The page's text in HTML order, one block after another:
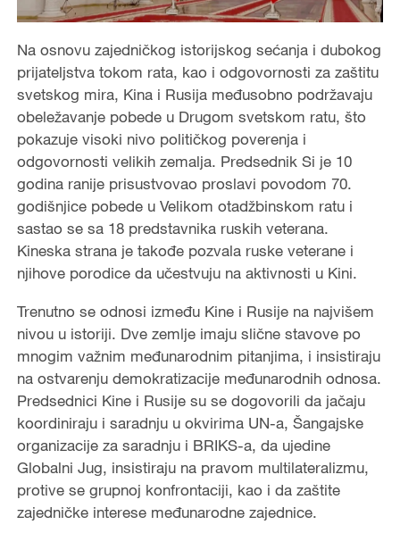
Na osnovu zajedničkog istorijskog sećanja i dubokog
prijateljstva tokom rata, kao i odgovornosti za zaštitu
svetskog mira, Kina i Rusija međusobno podržavaju
obeležavanje pobede u Drugom svetskom ratu, što
pokazuje visoki nivo političkog poverenja i
odgovornosti velikih zemalja. Predsednik Si je 10
godina ranije prisustvovao proslavi povodom 70.
godišnjice pobede u Velikom otadžbinskom ratu i
sastao se sa 18 predstavnika ruskih veterana.
Kineska strana je takođe pozvala ruske veterane i
njihove porodice da učestvuju na aktivnosti u Kini.
Trenutno se odnosi između Kine i Rusije na najvišem
nivou u istoriji. Dve zemlje imaju slične stavove po
mnogim važnim međunarodnim pitanjima, i insistiraju
na ostvarenju demokratizacije međunarodnih odnosa.
Predsednici Kine i Rusije su se dogovorili da jačaju
koordiniraju i saradnju u okvirima UN-a, Šangajske
organizacije za saradnju i BRIKS-a, da ujedine
Globalni Jug, insistiraju na pravom multilateralizmu,
protive se grupnoj konfrontaciji, kao i da zaštite
zajedničke interese međunarodne zajednice.